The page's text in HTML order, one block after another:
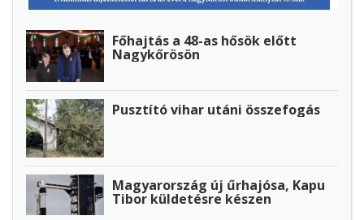
Főhajtás a 48-as hősök előtt
Nagykőrösön
Pusztító vihar utáni összefogás
Magyarország új űrhajósa, Kapu
Tibor küldetésre készen